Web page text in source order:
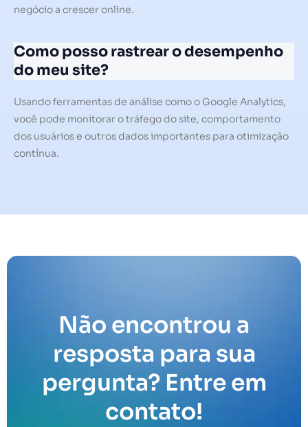
negócio a crescer online.
Como posso rastrear o desempenho
do meu site?
Usando ferramentas de análise como o Google Analytics,
você pode monitorar o tráfego do site, comportamento
dos usuários e outros dados importantes para otimização
contínua.
Não encontrou a
resposta para sua
pergunta? Entre em
contato!